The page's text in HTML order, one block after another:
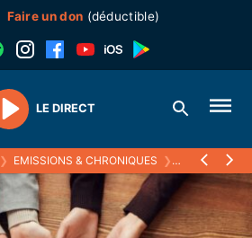
Faire un don (déductible)
Play
LE DIRECT
❯ EMISSIONS & CHRONIQUES ❯ ESS 05 ❯